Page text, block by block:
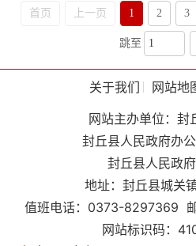
首页 上一页 1 2 3
跳至
关于我们 网站地
网站主办单位：封
封丘县人民政府办
封丘县人民政
地址：封丘县城关
值班电话：0373-8297369
网站标识码：